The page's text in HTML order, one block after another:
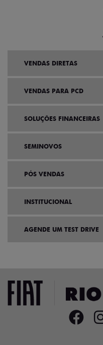
VENDAS DIRETAS
VENDAS PARA PCD
SOLUÇÕES FINANCEIRAS
SEMINOVOS
PÓS VENDAS
INSTITUCIONAL
AGENDE UM TEST DRIVE